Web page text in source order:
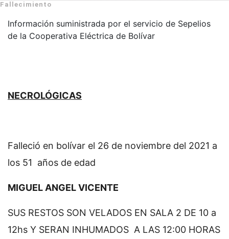
Fallecimiento
Información suministrada por el servicio de Sepelios
de la Cooperativa Eléctrica de Bolívar
NECROLÓGICAS
Falleció en bolívar el 26 de noviembre del 2021 a
los 51 años de edad
MIGUEL ANGEL VICENTE
SUS RESTOS SON VELADOS EN SALA 2 DE 10 a
12hs Y SERAN INHUMADOS A LAS 12:00 HORAS